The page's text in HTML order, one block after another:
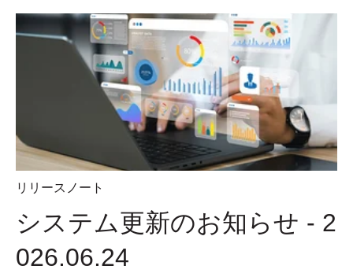
リリースノート
システム更新のお知らせ - 2
026.06.24